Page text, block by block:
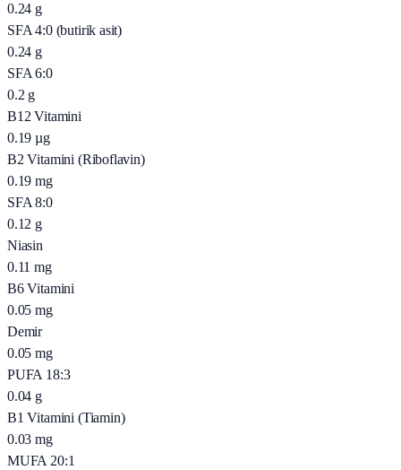
0.24 g
SFA 4:0 (butirik asit)
0.24 g
SFA 6:0
0.2 g
B12 Vitamini
0.19 µg
B2 Vitamini (Riboflavin)
0.19 mg
SFA 8:0
0.12 g
Niasin
0.11 mg
B6 Vitamini
0.05 mg
Demir
0.05 mg
PUFA 18:3
0.04 g
B1 Vitamini (Tiamin)
0.03 mg
MUFA 20:1